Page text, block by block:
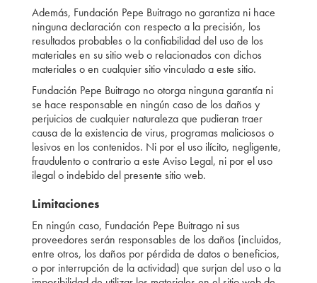
Además, Fundación Pepe Buitrago no garantiza ni hace
ninguna declaración con respecto a la precisión, los
resultados probables o la confiabilidad del uso de los
materiales en su sitio web o relacionados con dichos
materiales o en cualquier sitio vinculado a este sitio.
Fundación Pepe Buitrago no otorga ninguna garantía ni
se hace responsable en ningún caso de los daños y
perjuicios de cualquier naturaleza que pudieran traer
causa de la existencia de virus, programas maliciosos o
lesivos en los contenidos. Ni por el uso ilícito, negligente,
fraudulento o contrario a este Aviso Legal, ni por el uso
ilegal o indebido del presente sitio web.
Limitaciones
En ningún caso, Fundación Pepe Buitrago ni sus
proveedores serán responsables de los daños (incluidos,
entre otros, los daños por pérdida de datos o beneficios,
o por interrupción de la actividad) que surjan del uso o la